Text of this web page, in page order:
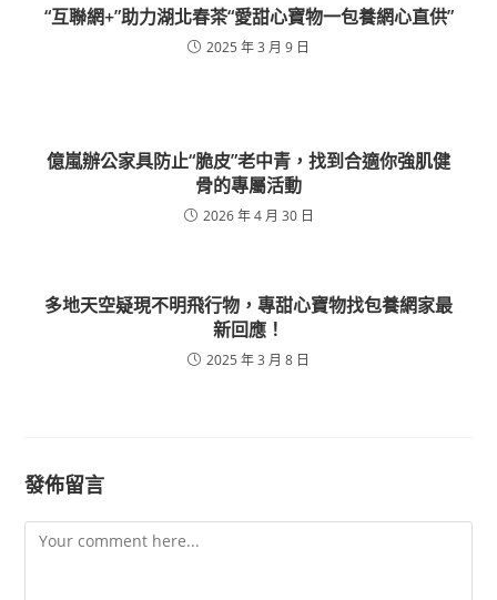
“互聯網+”助力湖北春茶“愛甜心寶物一包養網心直供”
2025 年 3 月 9 日
億嵐辦公家具防止“脆皮”老中青，找到合適你強肌健
骨的專屬活動
2026 年 4 月 30 日
多地天空疑現不明飛行物，專甜心寶物找包養網家最
新回應！
2025 年 3 月 8 日
發佈留言
Comment